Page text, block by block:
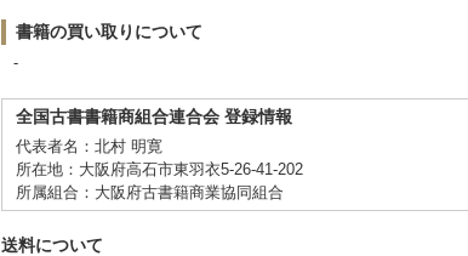
書籍の買い取りについて
-
全国古書書籍商組合連合会 登録情報
代表者名：北村 明寛
所在地：大阪府高石市東羽衣5-26-41-202
所属組合：大阪府古書籍商業協同組合
送料について